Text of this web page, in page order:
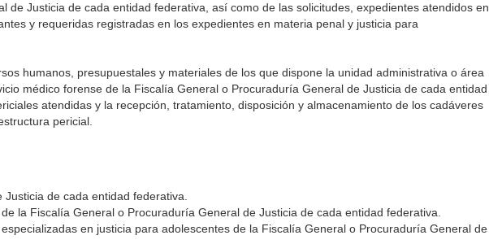
de Justicia de cada entidad federativa, así como de las solicitudes, expedientes atendidos en
y requeridas registradas en los expedientes en materia penal y justicia para
humanos, presupuestales y materiales de los que dispone la unidad administrativa o área
médico forense de la Fiscalía General o Procuraduría General de Justicia de cada entidad
atendidas y la recepción, tratamiento, disposición y almacenamiento de los cadáveres
pericial.
de cada entidad federativa.
la Fiscalía General o Procuraduría General de Justicia de cada entidad federativa.
en justicia para adolescentes de la Fiscalía General o Procuraduría General de